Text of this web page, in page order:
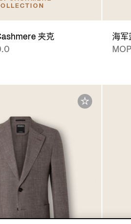
夹克
海